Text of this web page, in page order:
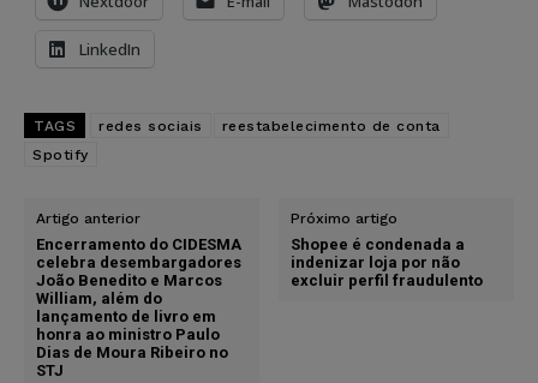
LinkedIn
TAGS redes sociais
reestabelecimento de conta
Spotify
Artigo anterior
Encerramento do CIDESMA
celebra desembargadores
João Benedito e Marcos
William, além do
lançamento de livro em
honra ao ministro Paulo
Dias de Moura Ribeiro no
STJ
Próximo artigo
Shopee é condenada a
indenizar loja por não
excluir perfil fraudulento